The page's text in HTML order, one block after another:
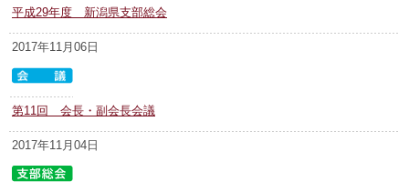
平成29年度 新潟県支部総会
2017年11月06日
第11回 会長・副会長会議
2017年11月04日